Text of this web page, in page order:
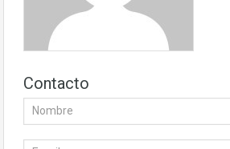
Contacto